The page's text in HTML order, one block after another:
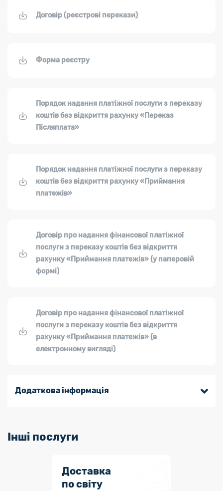
Договір (реєстрові перекази)
Форма реєстру
Порядок надання платіжної послуги з переказу
коштів без відкриття рахунку «Переказ
Післяплата»
Порядок надання платіжної послуги з переказу
коштів без відкриття рахунку «Приймання
платежів»
Договір про надання фінансової платіжної
послуги з переказу коштів без відкриття
рахунку «Приймання платежів» (у паперовій
формі)
Договір про надання фінансової платіжної
послуги з переказу коштів без відкриття
рахунку «Приймання платежів» (в
електронному вигляді)
Додаткова інформація
Інші послуги
Доставка
по світу